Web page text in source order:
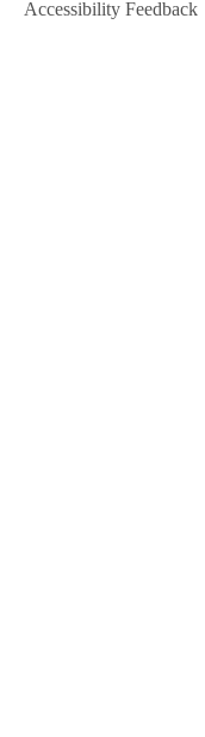
Accessibility Feedback